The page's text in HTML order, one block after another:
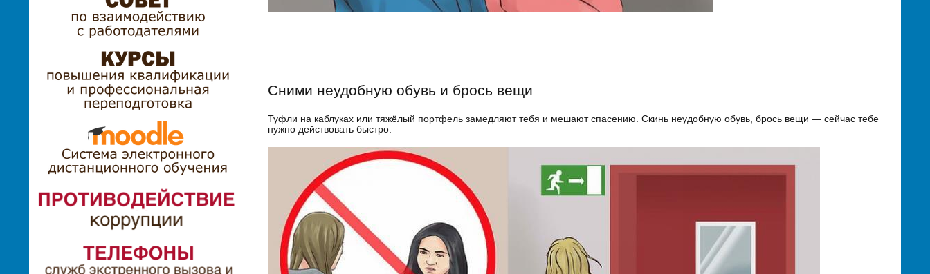
Сними неудобную обувь и брось вещи
Туфли на каблуках или тяжёлый портфель замедляют тебя и мешают спасению. Скинь неудобную обувь, брось вещи — сейчас тебе
нужно действовать быстро.